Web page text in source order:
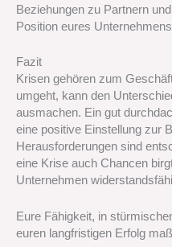
Beziehungen zu Partnern
Position eures
Fazit
Krisen gehören zum
umgeht, kann den
ausmachen. Ein gut
eine positive Einstellung zur
Herausforderungen sind
eine Krise auch Chancen
Unternehmen
Eure Fähigkeit, in
euren langfristigen Erfolg